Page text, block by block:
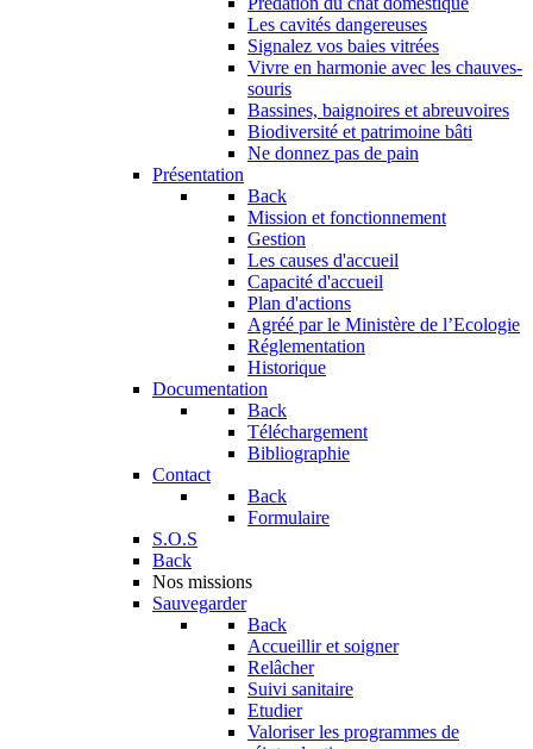
Les cavités dangereuses
Signalez vos baies vitrées
Vivre en harmonie avec les chauves-
souris
Bassines, baignoires et abreuvoires
Biodiversité et patrimoine bâti
Ne donnez pas de pain
Présentation
Back
Mission et fonctionnement
Gestion
Les causes d'accueil
Capacité d'accueil
Plan d'actions
Agréé par le Ministère de l’Ecologie
Réglementation
Historique
Documentation
Back
Téléchargement
Bibliographie
Contact
Back
Formulaire
S.O.S
Back
Nos missions
Sauvegarder
Back
Accueillir et soigner
Relâcher
Suivi sanitaire
Etudier
Valoriser les programmes de